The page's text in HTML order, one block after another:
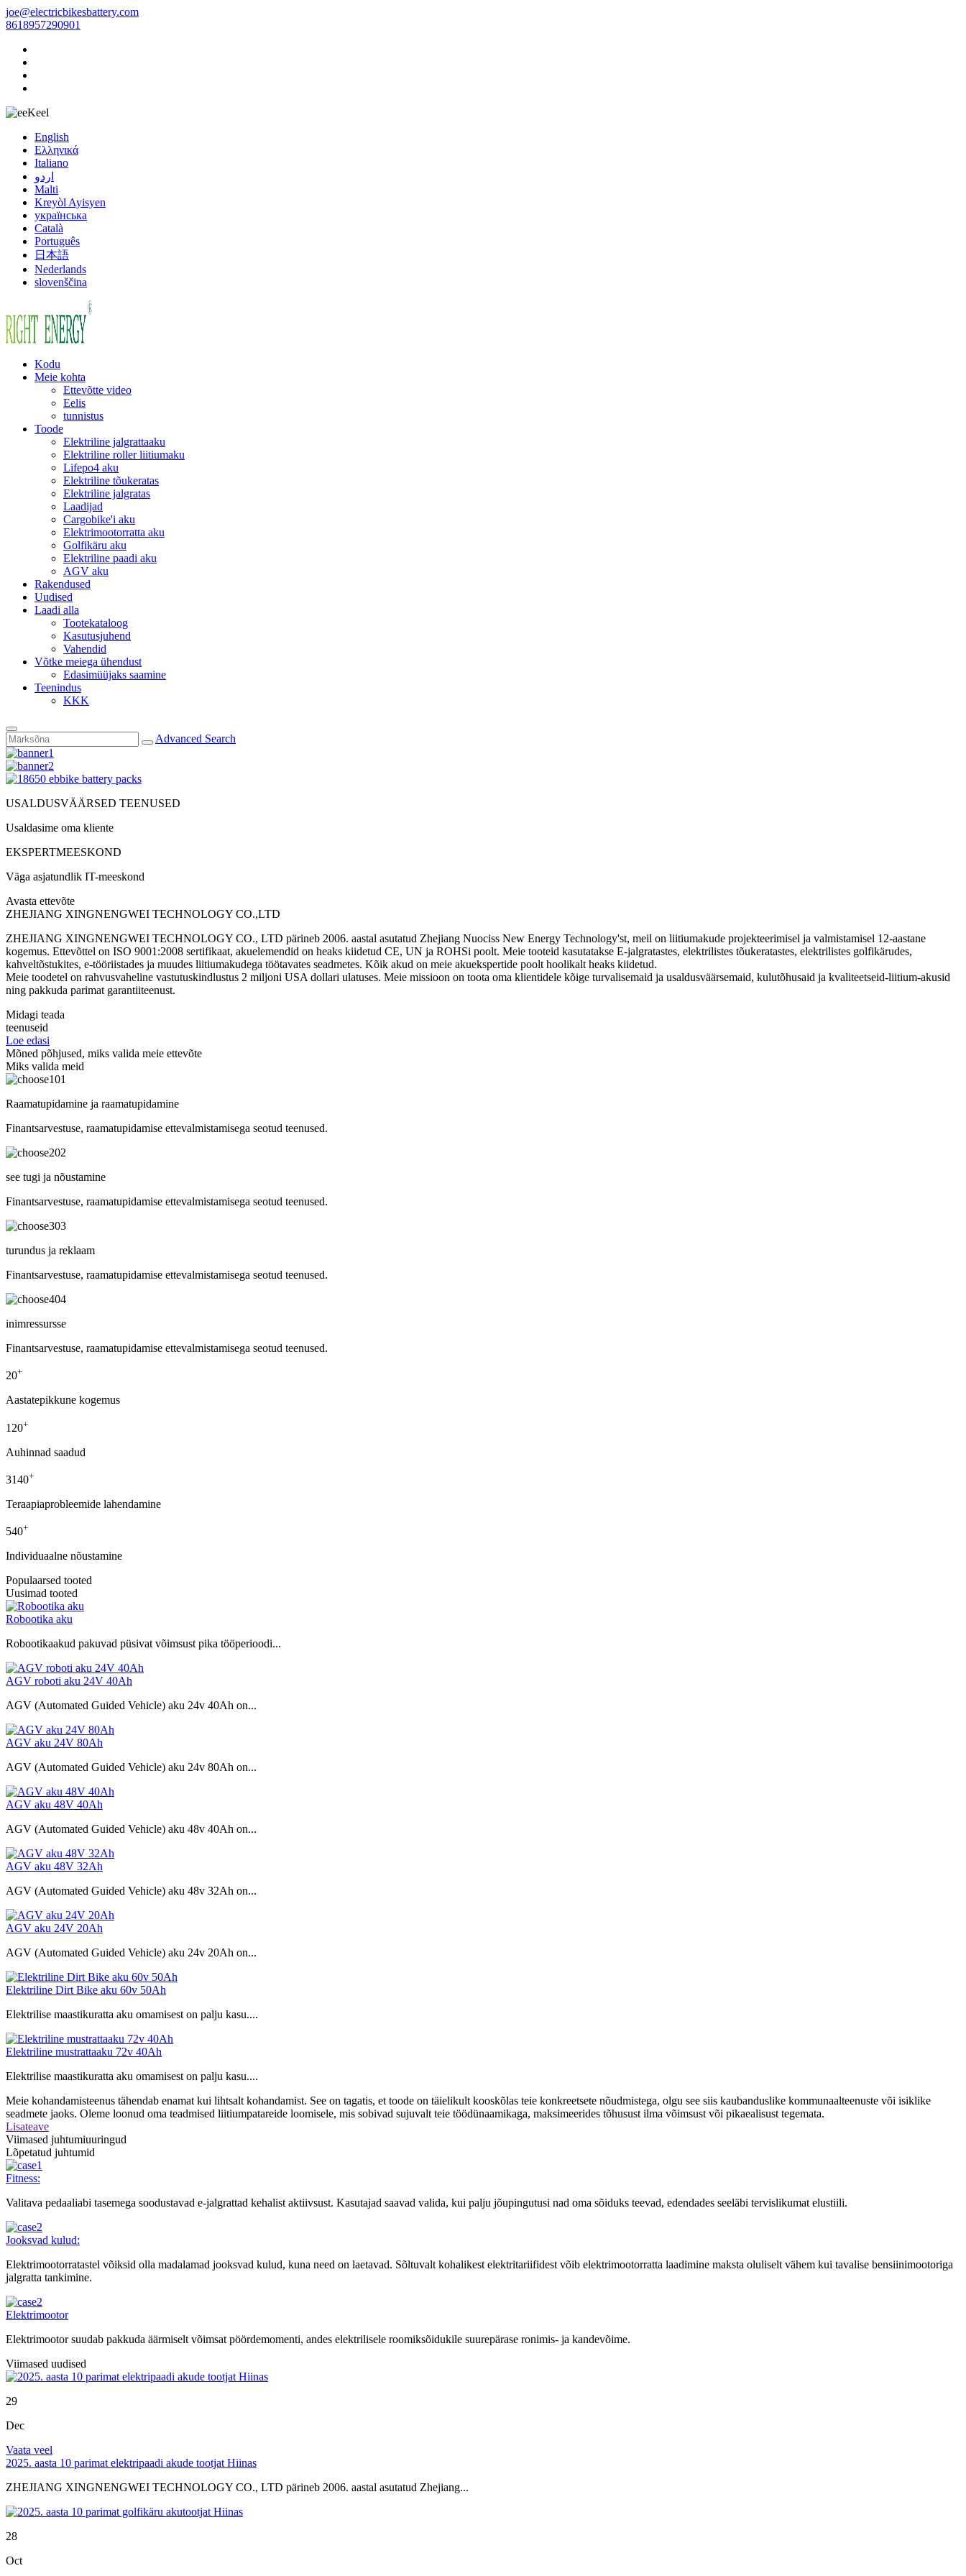
joe@electricbikesbattery.com
8618957290901
Keel
English
Ελληνικά
Italiano
اردو
Malti
Kreyòl Ayisyen
українська
Català
Português
日本語
Nederlands
slovenščina
Kodu
Meie kohta
Ettevõtte video
Eelis
tunnistus
Toode
Elektriline jalgrattaaku
Elektriline roller liitiumaku
Lifepo4 aku
Elektriline tõukeratas
Elektriline jalgratas
Laadijad
Cargobike'i aku
Elektrimootorratta aku
Golfikäru aku
Elektriline paadi aku
AGV aku
Rakendused
Uudised
Laadi alla
Tootekataloog
Kasutusjuhend
Vahendid
Võtke meiega ühendust
Edasimüüjaks saamine
Teenindus
KKK
Advanced Search
USALDUSVÄÄRSED TEENUSED
Usaldasime oma kliente
EKSPERTMEESKOND
Väga asjatundlik IT-meeskond
Avasta ettevõte
ZHEJIANG XINGNENGWEI TECHNOLOGY CO.,LTD
ZHEJIANG XINGNENGWEI TECHNOLOGY CO., LTD pärineb 2006. aastal asutatud Zhejiang Nuociss New Energy Technology'st, meil on liitiumakude projekteerimisel ja valmistamisel 12-aastane
kogemus. Ettevõttel on ISO 9001:2008 sertifikaat, akuelemendid on heaks kiidetud CE, UN ja ROHSi poolt. Meie tooteid kasutatakse E-jalgratastes, elektrilistes tõukeratastes, elektrilistes golfikärudes,
kahveltõstukites, e-tööriistades ja muudes liitiumakudega töötavates seadmetes. Kõik akud on meie akuekspertide poolt hoolikalt heaks kiidetud.
Meie toodetel on rahvusvaheline vastutuskindlustus 2 miljoni USA dollari ulatuses. Meie missioon on toota oma klientidele kõige turvalisemaid ja usaldusväärsemaid, kulutõhusaid ja kvaliteetseid-liitium-akusid
ning pakkuda parimat garantiiteenust.
Midagi teada
teenuseid
Loe edasi
Mõned põhjused, miks valida meie ettevõte
Miks valida meid
01
Raamatupidamine ja raamatupidamine
Finantsarvestuse, raamatupidamise ettevalmistamisega seotud teenused.
02
see tugi ja nõustamine
Finantsarvestuse, raamatupidamise ettevalmistamisega seotud teenused.
03
turundus ja reklaam
Finantsarvestuse, raamatupidamise ettevalmistamisega seotud teenused.
04
inimressursse
Finantsarvestuse, raamatupidamise ettevalmistamisega seotud teenused.
20+
Aastatepikkune kogemus
120+
Auhinnad saadud
3140+
Teraapiaprobleemide lahendamine
540+
Individuaalne nõustamine
Populaarsed tooted
Uusimad tooted
Robootika aku
Robootikaakud pakuvad püsivat võimsust pika tööperioodi...
AGV roboti aku 24V 40Ah
AGV (Automated Guided Vehicle) aku 24v 40Ah on...
AGV aku 24V 80Ah
AGV (Automated Guided Vehicle) aku 24v 80Ah on...
AGV aku 48V 40Ah
AGV (Automated Guided Vehicle) aku 48v 40Ah on...
AGV aku 48V 32Ah
AGV (Automated Guided Vehicle) aku 48v 32Ah on...
AGV aku 24V 20Ah
AGV (Automated Guided Vehicle) aku 24v 20Ah on...
Elektriline Dirt Bike aku 60v 50Ah
Elektrilise maastikuratta aku omamisest on palju kasu....
Elektriline mustrattaaku 72v 40Ah
Elektrilise maastikuratta aku omamisest on palju kasu....
Meie kohandamisteenus tähendab enamat kui lihtsalt kohandamist. See on tagatis, et toode on täielikult kooskõlas teie konkreetsete nõudmistega, olgu see siis kaubanduslike kommunaalteenuste või isiklike
seadmete jaoks. Oleme loonud oma teadmised liitiumpatareide loomisele, mis sobivad sujuvalt teie töödünaamikaga, maksimeerides tõhusust ilma võimsust või pikaealisust tegemata.
Lisateave
Viimased juhtumiuuringud
Lõpetatud juhtumid
Fitness:
Valitava pedaaliabi tasemega soodustavad e-jalgrattad kehalist aktiivsust. Kasutajad saavad valida, kui palju jõupingutusi nad oma sõiduks teevad, edendades seeläbi tervislikumat elustiili.
Jooksvad kulud:
Elektrimootorratastel võiksid olla madalamad jooksvad kulud, kuna need on laetavad. Sõltuvalt kohalikest elektritariifidest võib elektrimootorratta laadimine maksta oluliselt vähem kui tavalise bensiinimootoriga
jalgratta tankimine.
Elektrimootor
Elektrimootor suudab pakkuda äärmiselt võimsat pöördemomenti, andes elektrilisele roomiksõidukile suurepärase ronimis- ja kandevõime.
Viimased uudised
29
Dec
Vaata veel
2025. aasta 10 parimat elektripaadi akude tootjat Hiinas
ZHEJIANG XINGNENGWEI TECHNOLOGY CO., LTD pärineb 2006. aastal asutatud Zhejiang...
28
Oct